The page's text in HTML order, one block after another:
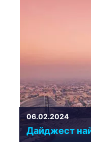
06.02.2024
Дайджест